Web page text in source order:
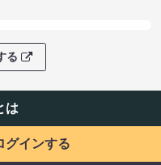
る
は
グインする